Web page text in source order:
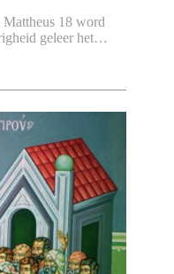
Mattheus 18 word
geleer het…